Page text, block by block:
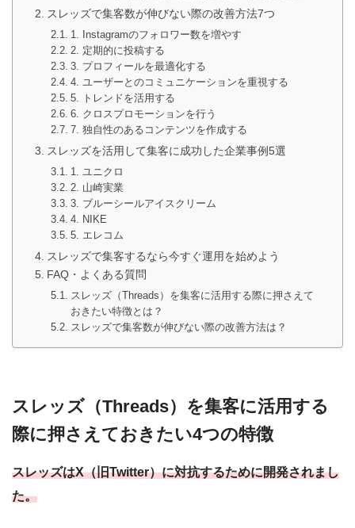
スレッズで集客数が伸びない際の改善方法7つ
1. Instagramのフォロワー数を増やす
2. 定期的に投稿する
3. プロフィールを最適化する
4. ユーザーとのコミュニケーションを重視する
5. トレンドを活用する
6. クロスプロモーションを行う
7. 独自性のあるコンテンツを作成する
スレッズを活用して集客に成功した企業事例5選
1. ユニクロ
2. 山崎実業
3. ブルーシールアイスクリーム
4. NIKE
5. エレコム
スレッズで集客するなら今すぐ運用を始めよう
FAQ・よくある質問
スレッズ（Threads）を集客に活用する際に押さえて
おきたい特徴とは？
スレッズで集客数が伸びない際の改善方法は？
スレッズ（Threads）を集客に活用する
際に押さえておきたい4つの特徴
スレッズはX（旧Twitter）に対抗するために開発されまし
た。